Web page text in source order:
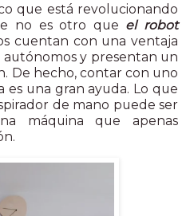
que está revolucionando
no es otro que el robot
cuentan con una ventaja
y presentan un
De hecho, contar con uno
es una gran ayuda. Lo que
de mano puede ser
máquina que apenas